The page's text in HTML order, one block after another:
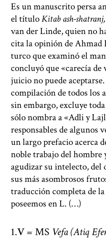
Es un manuscrito persa
el títuloKitab ash-
van der Linde, quien no
cita la opinión de
turco que examinó el
concluyó que «carecía de
juicio no puede
compilación de todos los
sin embargo, excluye
sólo nombra a «Adli y
responsables de algunos
un largo prefacio acerca
noble trabajo del hombre
agudizar su intelecto, del
sus más asombrosos
traducción completa de
poseemos en L. (…)
V= MS Vefa (Atiq